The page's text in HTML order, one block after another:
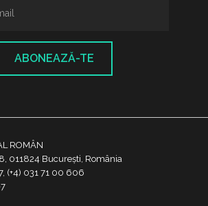
ABONEAZĂ-TE
ROMÂN
011824 București, România
(+4) 031 71 00 606